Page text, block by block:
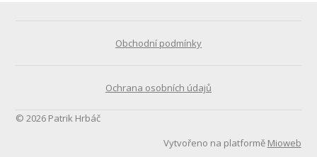
Obchodní podmínky
Ochrana osobních údajů
© 2026 Patrik Hrbáč
Vytvořeno na platformě Mioweb